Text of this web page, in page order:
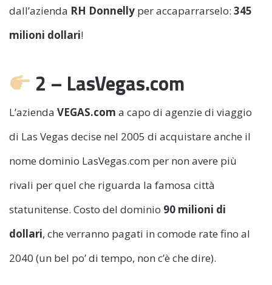
dall’azienda RH Donnelly per accaparrarselo: 345
milioni dollari!
2 – LasVegas.com
L’azienda VEGAS.com a capo di agenzie di viaggio
di Las Vegas decise nel 2005 di acquistare anche il
nome dominio LasVegas.com per non avere più
rivali per quel che riguarda la famosa città
statunitense. Costo del dominio 90 milioni di
dollari, che verranno pagati in comode rate fino al
2040 (un bel po’ di tempo, non c’è che dire).